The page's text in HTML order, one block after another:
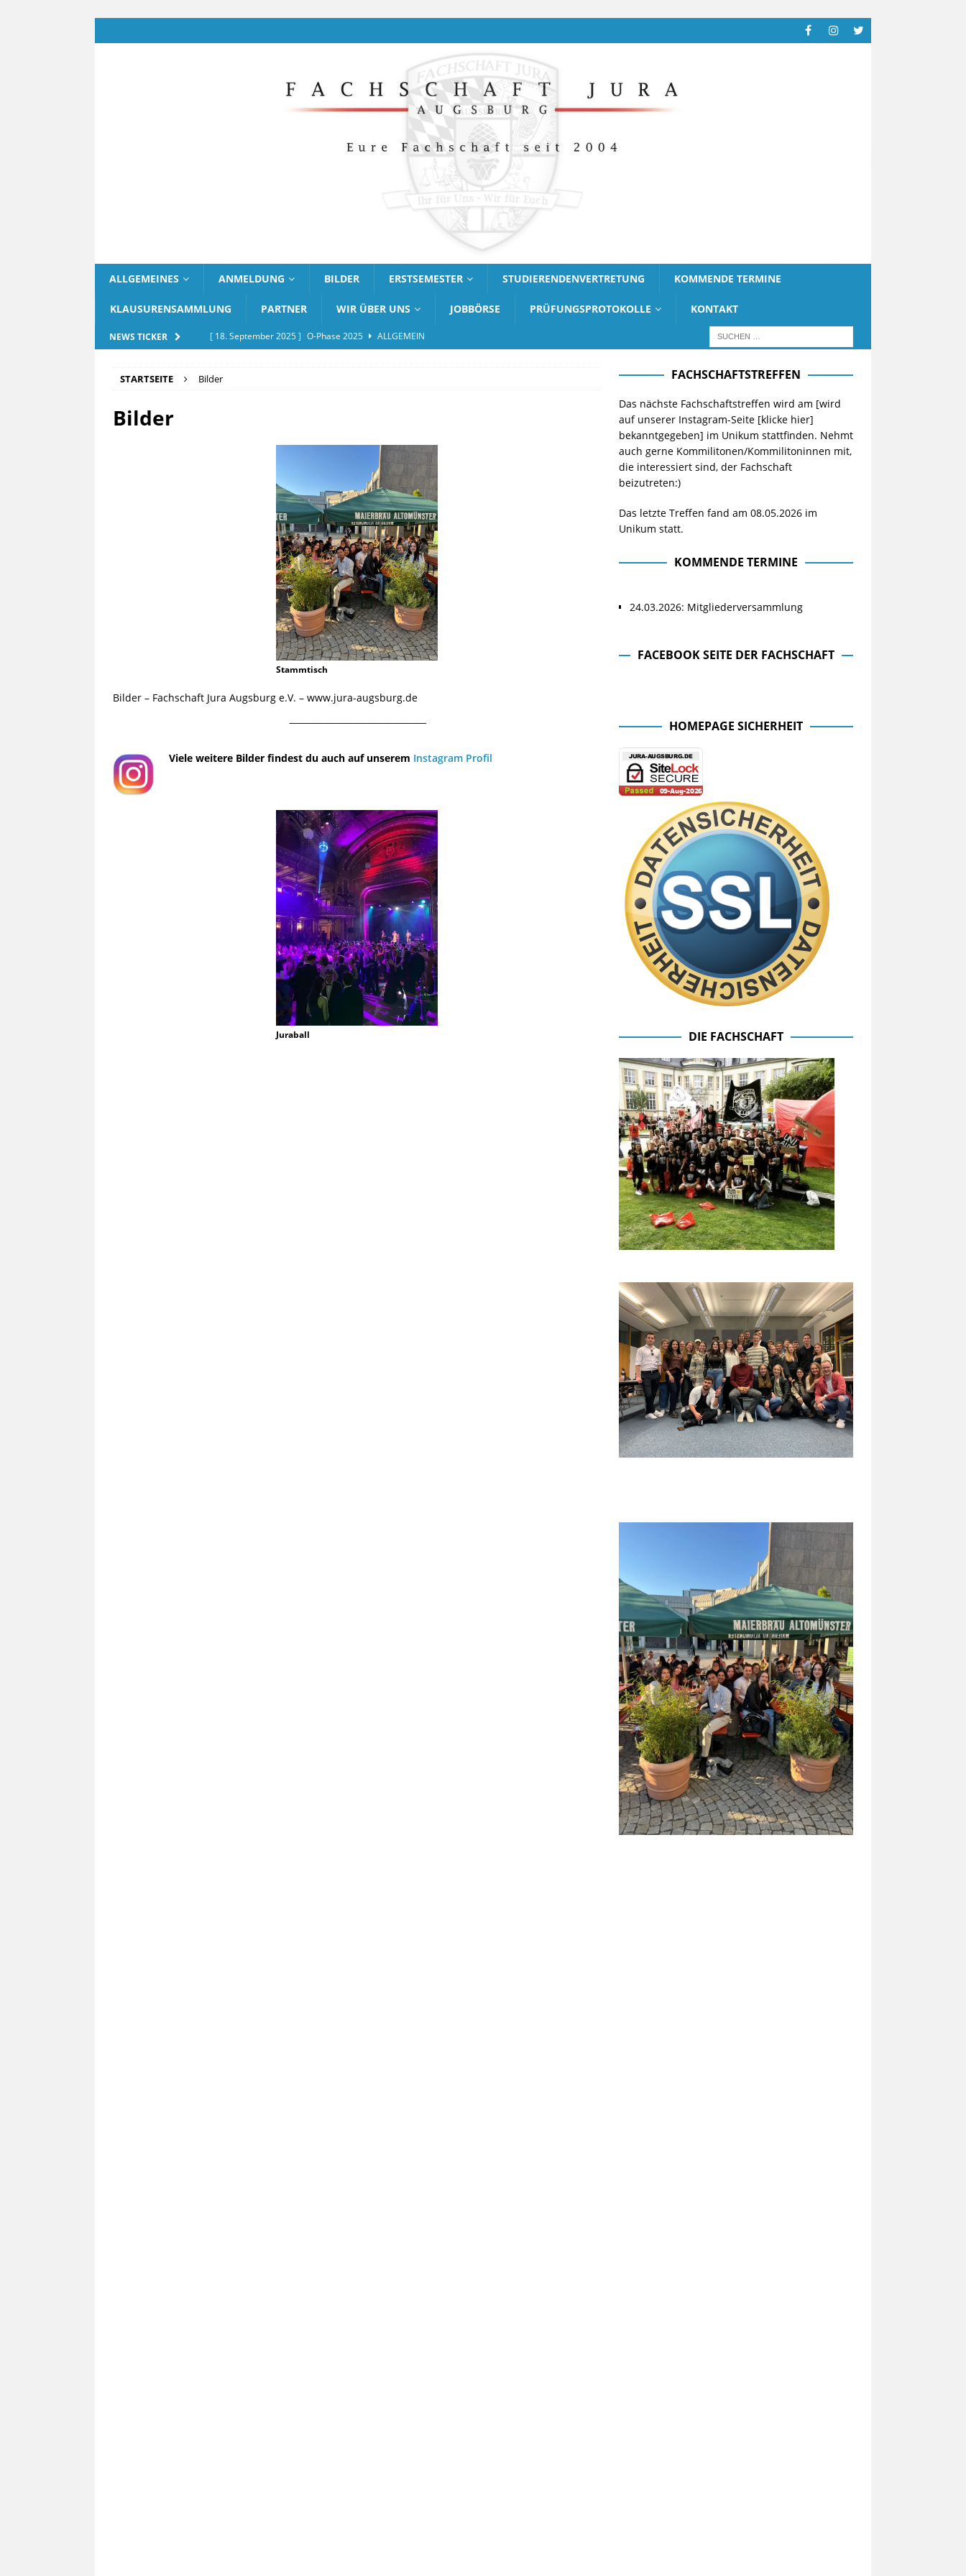
ALLGEMEINES ANMELDUNG BILDER ERSTSEMESTER STUDIERENDENVERTRETUNG KOMMENDE TERMINE
KLAUSURENSAMMLUNG PARTNER WIR ÜBER UNS JOBBÖRSE PRÜFUNGSPROTOKOLLE KONTAKT
NEWS TICKER [ 18. September 2025 ] O-Phase 2025
ALLGEMEIN
[ 20. September 2025 ]
STARTSEITE Bilder
Bilder
Stammtisch
Bilder – Fachschaft Jura Augsburg e.V. – www.jura-augsburg.de
¯¯¯¯¯¯¯¯¯¯¯¯¯¯¯¯¯¯¯¯¯¯¯¯¯¯¯¯¯¯¯¯¯¯¯¯¯¯
Viele weitere Bilder findest du auch auf unserem Instagram Profil
Juraball
FACHSCHAFTSTREFFEN
Das nächste Fachschaftstreffen wird am [wird
auf unserer Instagram-Seite [klicke hier]
bekanntgegeben] im Unikum stattfinden. Nehmt
auch gerne Kommilitonen/Kommilitoninnen mit,
die interessiert sind, der Fachschaft
beizutreten:)
Das letzte Treffen fand am 08.05.2026 im
Unikum statt.
KOMMENDE TERMINE
24.03.2026: Mitgliederversammlung
FACEBOOK SEITE DER FACHSCHAFT
HOMEPAGE SICHERHEIT
DIE FACHSCHAFT